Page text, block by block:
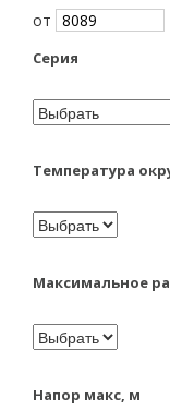
от
Серия
Температура
Максимальное
Напор макс, м